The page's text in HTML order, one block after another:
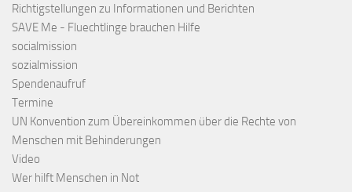
Richtigstellungen zu Informationen und Berichten
SAVE Me - Fluechtlinge brauchen Hilfe
socialmission
sozialmission
Spendenaufruf
Termine
UN Konvention zum Übereinkommen über die Rechte von
Menschen mit Behinderungen
Video
Wer hilft Menschen in Not